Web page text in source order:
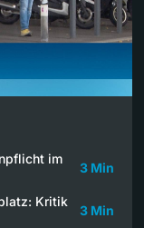
im
3 Min
Kritik
3 Min